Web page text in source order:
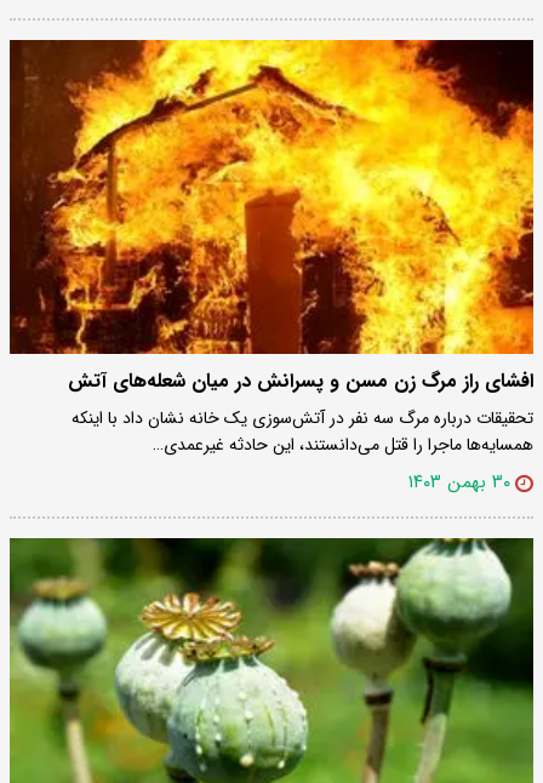
افشای راز مرگ زن مسن و پسرانش در میان شعله‌های آتش
تحقیقات درباره مرگ سه نفر در آتش‌سوزی یک خانه نشان داد با اینکه
همسایه‌ها ماجرا را قتل می‌دانستند، این حادثه غیرعمدی…
۳۰ بهمن ۱۴۰۳